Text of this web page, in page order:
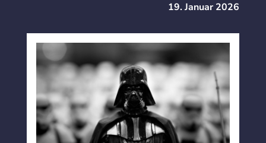
19. Januar 2026